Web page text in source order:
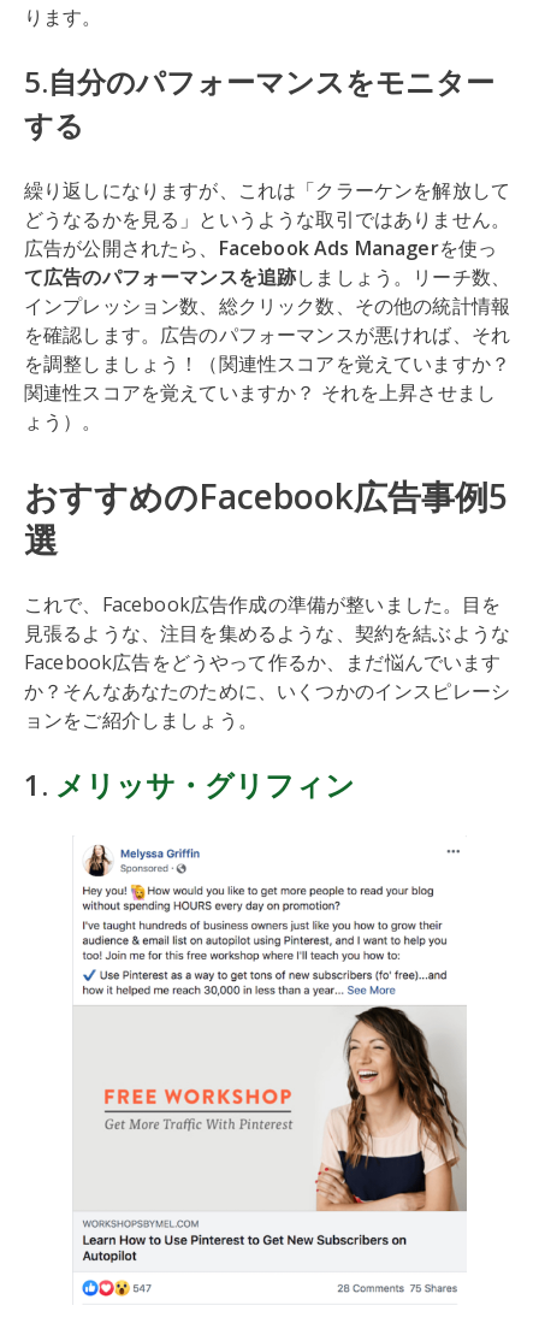
ります。
5.自分のパフォーマンスをモニター
する
繰り返しになりますが、これは「クラーケンを解放して
どうなるかを見る」というような取引ではありません。
広告が公開されたら、 Facebook Ads Managerを使っ
て広告のパフォーマンスを追跡しましょう。リーチ数、
インプレッション数、総クリック数、その他の統計情報
を確認します。広告のパフォーマンスが悪ければ、それ
を調整しましょう！（関連性スコアを覚えていますか？
関連性スコアを覚えていますか？ それを上昇させまし
ょう）。
おすすめのFacebook広告事例5
選
これで、Facebook広告作成の準備が整いました。目を
見張るような、注目を集めるような、契約を結ぶような
Facebook広告をどうやって作るか、まだ悩んでいます
か？そんなあなたのために、いくつかのインスピレーシ
ョンをご紹介しましょう。
1. メリッサ・グリフィン